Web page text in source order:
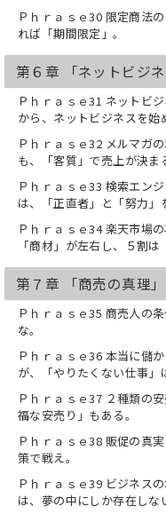
Ｐｈｒａｓｅ30 限定商法
れば「期間限定」。
第６章 「ネットビジ
Ｐｈｒａｓｅ31 ネットビ
から、ネットビジネスを始
Ｐｈｒａｓｅ32 メルマガ
も、「客質」で売上が決ま
Ｐｈｒａｓｅ33 検索エン
は、「正直者」と「努力」
Ｐｈｒａｓｅ34 楽天市場
「商材」が左右し、５割は
第７章 「商売の真理
Ｐｈｒａｓｅ35 商売人の
な。
Ｐｈｒａｓｅ36 本当に儲
が、「やりたくない仕事」
Ｐｈｒａｓｅ37 ２種類の
福な安売り」もある。
Ｐｈｒａｓｅ38 販促の真
策で戦え。
Ｐｈｒａｓｅ39 ビジネス
は、夢の中にしか存在しな